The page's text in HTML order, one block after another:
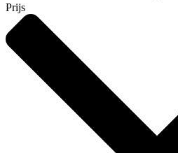
Prijs